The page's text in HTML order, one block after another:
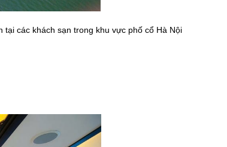
tại các khách sạn trong khu vực phố cổ Hà Nội